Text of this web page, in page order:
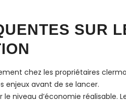
SUR
chez les propriétaires
enjeux avant de se lancer.
niveau d’économie réalisable.